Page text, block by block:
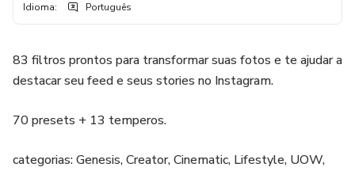
Idioma: Português
83 filtros prontos para transformar suas fotos e te ajudar a
destacar seu feed e seus stories no Instagram.
70 presets + 13 temperos.
categorias: Genesis, Creator, Cinematic, Lifestyle, UOW,